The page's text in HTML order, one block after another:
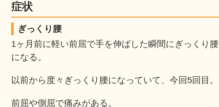
症状
ぎっくり腰
1ヶ月前に軽い前屈で手を伸ばした瞬間にぎっくり腰
になる。
以前から度々ぎっくり腰になっていて、今回5回目。
前屈や側屈で痛みがある。